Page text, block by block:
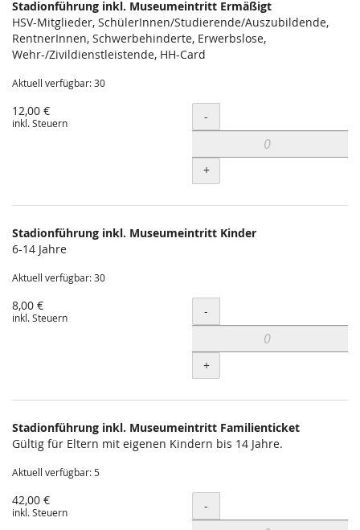
Stadionführung inkl. Museumeintritt Ermäßigt
HSV-Mitglieder, SchülerInnen/Studierende/Auszubildende,
RentnerInnen, Schwerbehinderte, Erwerbslose,
Wehr-/Zivildienstleistende, HH-Card
Aktuell verfügbar: 30
12,00 €
inkl. Steuern Menge
-
+
Stadionführung inkl. Museumeintritt Kinder
6-14 Jahre
Aktuell verfügbar: 30
8,00 €
inkl. Steuern Menge
-
+
Stadionführung inkl. Museumeintritt Familienticket
Gültig für Eltern mit eigenen Kindern bis 14 Jahre.
Aktuell verfügbar: 5
42,00 €
inkl. Steuern Menge
-